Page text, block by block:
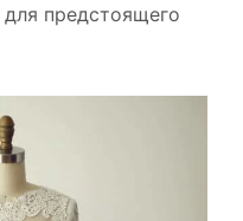
предстоящего